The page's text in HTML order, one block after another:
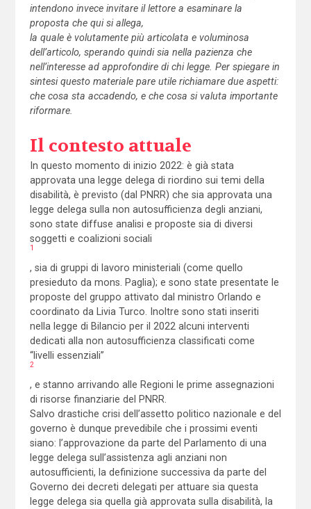
intendono invece invitare il lettore a esaminare la
proposta che qui si allega,
la quale è volutamente più articolata e voluminosa
dell’articolo, sperando quindi sia nella pazienza che
nell’interesse ad approfondire di chi legge. Per spiegare in
sintesi questo materiale pare utile richiamare due aspetti:
che cosa sta accadendo, e che cosa si valuta importante
riformare.
Il contesto attuale
In questo momento di inizio 2022: è già stata
approvata una legge delega di riordino sui temi della
disabilità, è previsto (dal PNRR) che sia approvata una
legge delega sulla non autosufficienza degli anziani,
sono state diffuse analisi e proposte sia di diversi
soggetti e coalizioni sociali
1
, sia di gruppi di lavoro ministeriali (come quello
presieduto da mons. Paglia); e sono state presentate le
proposte del gruppo attivato dal ministro Orlando e
coordinato da Livia Turco. Inoltre sono stati inseriti
nella legge di Bilancio per il 2022 alcuni interventi
dedicati alla non autosufficienza classificati come
“livelli essenziali”
2
, e stanno arrivando alle Regioni le prime assegnazioni
di risorse finanziarie del PNRR.
Salvo drastiche crisi dell’assetto politico nazionale e del
governo è dunque prevedibile che i prossimi eventi
siano: l’approvazione da parte del Parlamento di una
legge delega sull’assistenza agli anziani non
autosufficienti, la definizione successiva da parte del
Governo dei decreti delegati per attuare sia questa
legge delega sia quella già approvata sulla disabilità, la